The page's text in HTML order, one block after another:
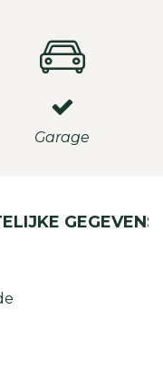
Garage
GEGEVENS